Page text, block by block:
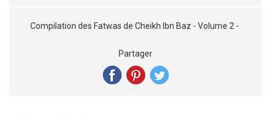
Compilation des Fatwas de Cheikh Ibn Baz - Volume 2 -
Partager